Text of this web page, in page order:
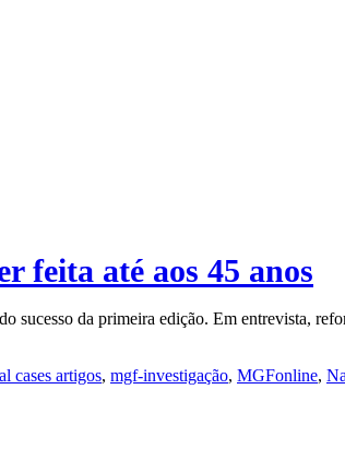
feita até aos 45 anos
sucesso da primeira edição. Em entrevista,
cases artigos, mgf-investigação, MGFonline,